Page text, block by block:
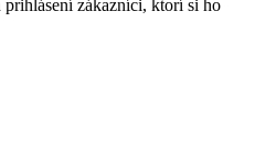
zákazníci, ktorí si ho